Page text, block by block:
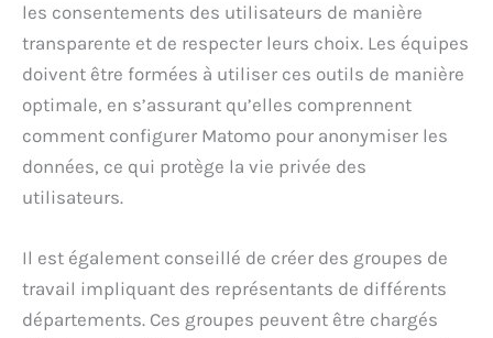
les consentements des utilisateurs de manière
transparente et de respecter leurs choix. Les équipes
doivent être formées à utiliser ces outils de manière
optimale, en s’assurant qu’elles comprennent
comment configurer Matomo pour anonymiser les
données, ce qui protège la vie privée des
utilisateurs.
Il est également conseillé de créer des groupes de
travail impliquant des représentants de différents
départements. Ces groupes peuvent être chargés